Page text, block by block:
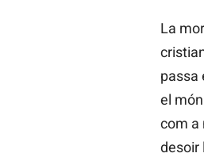
La
passa
el
com a
desoir